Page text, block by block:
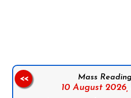
Mass
10 August 2026,
<<